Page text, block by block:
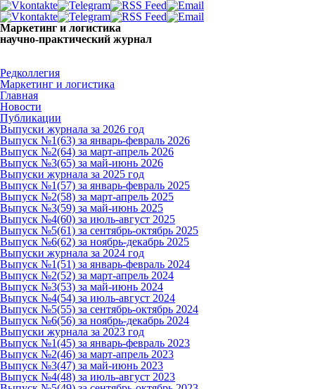
Маркетинг и логистика
научно-практический журнал
Редколлегия
Маркетинг и логистика
Главная
Новости
Публикации
Выпуски журнала за 2026 год
Выпуск №1(63) за январь-февраль 2026
Выпуск №2(64) за март-апрель 2026
Выпуск №3(65) за май-июнь 2026
Выпуски журнала за 2025 год
Выпуск №1(57) за январь-февраль 2025
Выпуск №2(58) за март-апрель 2025
Выпуск №3(59) за май-июнь 2025
Выпуск №4(60) за июль-август 2025
Выпуск №5(61) за сентябрь-октябрь 2025
Выпуск №6(62) за ноябрь-декабрь 2025
Выпуски журнала за 2024 год
Выпуск №1(51) за январь-февраль 2024
Выпуск №2(52) за март-апрель 2024
Выпуск №3(53) за май-июнь 2024
Выпуск №4(54) за июль-август 2024
Выпуск №5(55) за сентябрь-октябрь 2024
Выпуск №6(56) за ноябрь-декабрь 2024
Выпуски журнала за 2023 год
Выпуск №1(45) за январь-февраль 2023
Выпуск №2(46) за март-апрель 2023
Выпуск №3(47) за май-июнь 2023
Выпуск №4(48) за июль-август 2023